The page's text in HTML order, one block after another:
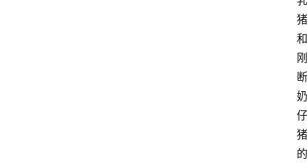
猪
和
刚
断
奶
仔
猪
的